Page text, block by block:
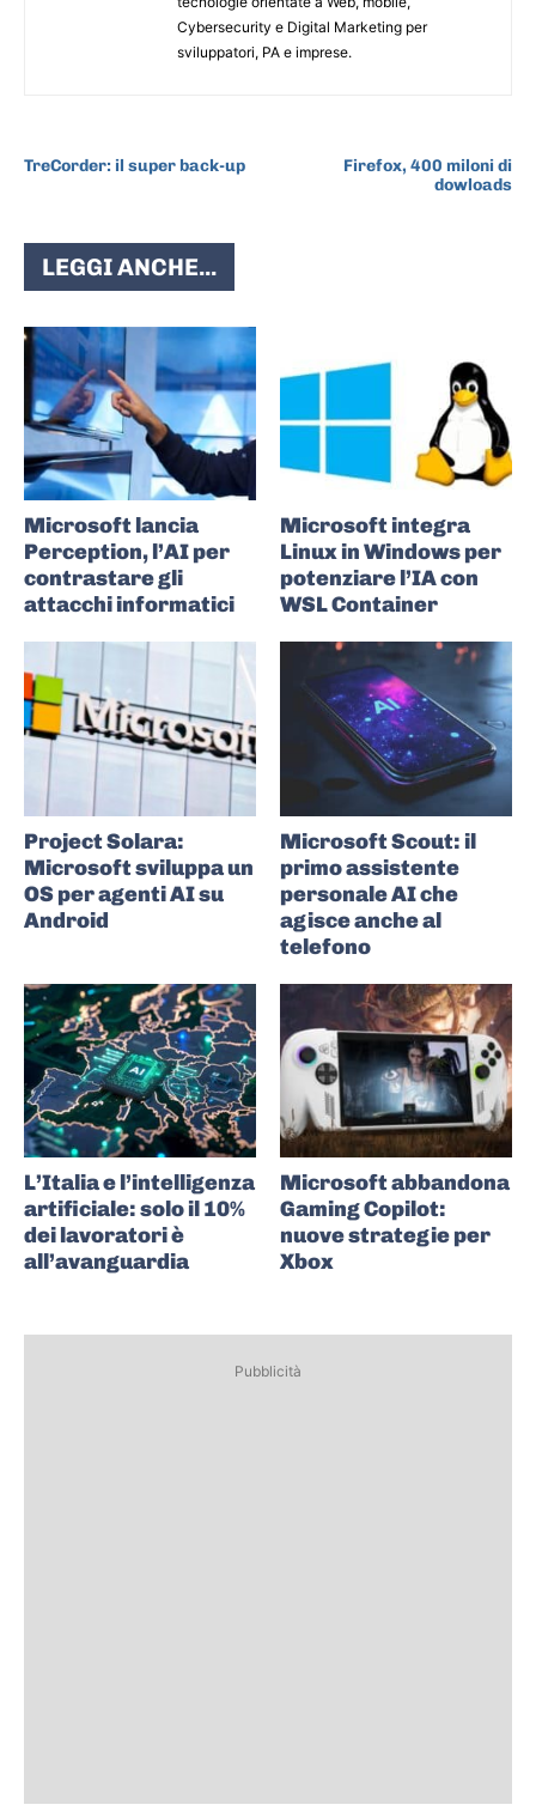
Cybersecurity e Digital Marketing per
sviluppatori, PA e imprese.
TreCorder: il super back-up
Firefox, 400 miloni di
dowloads
LEGGI ANCHE...
Microsoft lancia
Perception, l’AI per
contrastare gli
attacchi informatici
Microsoft integra
Linux in Windows per
potenziare l’IA con
WSL Container
Project Solara:
Microsoft sviluppa un
OS per agenti AI su
Android
Microsoft Scout: il
primo assistente
personale AI che
agisce anche al
telefono
L’Italia e l’intelligenza
artificiale: solo il 10%
dei lavoratori è
all’avanguardia
Microsoft abbandona
Gaming Copilot:
nuove strategie per
Xbox
Pubblicità